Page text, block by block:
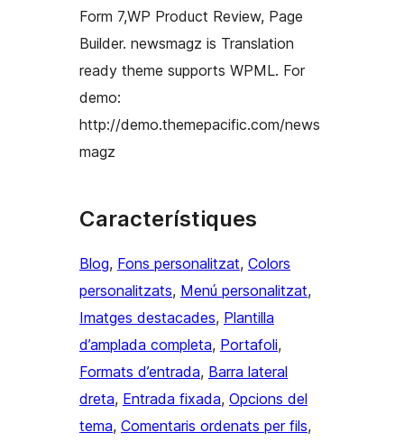
Form 7,WP Product Review, Page
Builder. newsmagz is Translation
ready theme supports WPML. For
demo:
http://demo.themepacific.com/news
magz
Característiques
Blog, Fons personalitzat, Colors
personalitzats, Menú personalitzat
Imatges destacades, Plantilla
d’amplada completa, Portafoli
Formats d’entrada, Barra lateral
dreta, Entrada fixada, Opcions del
tema, Comentaris ordenats per fils